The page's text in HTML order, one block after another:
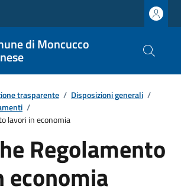
di Moncucco
trasparente / Disposizioni generali /
/
lavori in economia
Regolamento
economia